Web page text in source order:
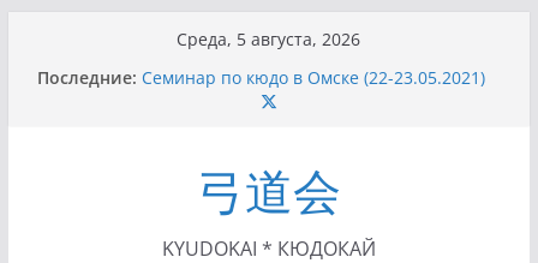
содержимому
Среда, 5 августа, 2026
Последние: Семинар по кюдо в Омске (22-23.05.2021)
Чемпионат Росcии, Дёмино (2-5.09.2021)
II Кубок Посла Японии в России по Кюдо,
Орёл (25.07.2021)
I этап Кубка Московской области по Кюдо /
Сейдокан II (27.06.2021)
弓道会
KYUDOKAI * КЮДОКАЙ